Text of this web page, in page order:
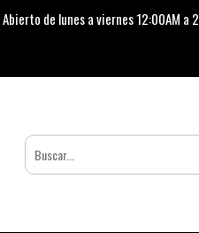
Abierto de lunes a viernes 12:00AM a